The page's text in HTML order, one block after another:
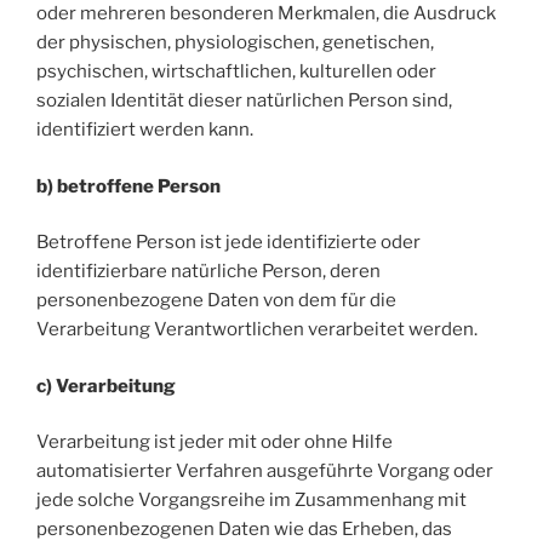
oder mehreren besonderen Merkmalen, die Ausdruck
der physischen, physiologischen, genetischen,
psychischen, wirtschaftlichen, kulturellen oder
sozialen Identität dieser natürlichen Person sind,
identifiziert werden kann.
b) betroffene Person
Betroffene Person ist jede identifizierte oder
identifizierbare natürliche Person, deren
personenbezogene Daten von dem für die
Verarbeitung Verantwortlichen verarbeitet werden.
c) Verarbeitung
Verarbeitung ist jeder mit oder ohne Hilfe
automatisierter Verfahren ausgeführte Vorgang oder
jede solche Vorgangsreihe im Zusammenhang mit
personenbezogenen Daten wie das Erheben, das